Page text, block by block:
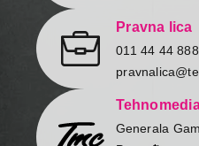
Pravna lica
011 44 44 888
Generala